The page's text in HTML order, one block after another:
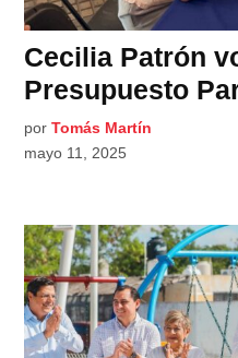
Cecilia Patrón
Presupuesto
por Tomás Martín
mayo 11, 2025